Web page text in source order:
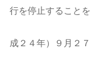
行を停止すること
２０
成２４年）９月２
福岡